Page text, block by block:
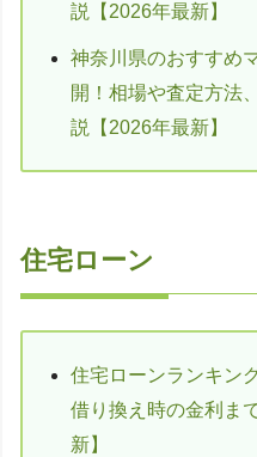
説【2026年最新】
神奈川県のおすすめ
開！相場や査定方法
説【2026年最新】
住宅ローン
住宅ローンランキン
借り換え時の金利ま
新】